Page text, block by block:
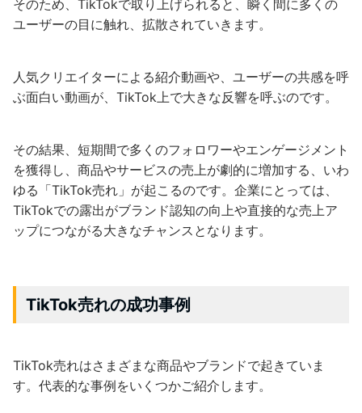
そのため、TikTokで取り上げられると、瞬く間に多くの
ユーザーの目に触れ、拡散されていきます。
人気クリエイターによる紹介動画や、ユーザーの共感を呼
ぶ面白い動画が、TikTok上で大きな反響を呼ぶのです。
その結果、短期間で多くのフォロワーやエンゲージメント
を獲得し、商品やサービスの売上が劇的に増加する、いわ
ゆる「TikTok売れ」が起こるのです。企業にとっては、
TikTokでの露出がブランド認知の向上や直接的な売上ア
ップにつながる大きなチャンスとなります。
TikTok売れの成功事例
TikTok売れはさまざまな商品やブランドで起きていま
す。代表的な事例をいくつかご紹介します。